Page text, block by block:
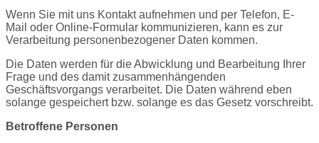
Wenn Sie mit uns Kontakt aufnehmen und per Telefon, E-
Mail oder Online-Formular kommunizieren, kann es zur
Verarbeitung personenbezogener Daten kommen.
Die Daten werden für die Abwicklung und Bearbeitung Ihrer
Frage und des damit zusammenhängenden
Geschäftsvorgangs verarbeitet. Die Daten während eben
solange gespeichert bzw. solange es das Gesetz vorschreibt.
Betroffene Personen